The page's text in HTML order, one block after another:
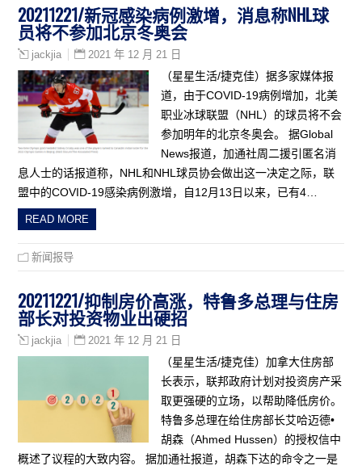
20211221/新冠感染病例激增，消息称NHL球
员将不参加北京冬奥会
jackjia 2021 年 12 月 21 日
（星星生活/捷克佳）据多家媒体报
道，由于COVID-19病例增加，北美
职业冰球联盟（NHL）的球员将不会
参加明年的北京冬奥会。 据Global
News报道，加通社周二援引匿名消
息人士的话报道称，NHL和NHL球员协会做出这一决定之际，联
盟中的COVID-19感染病例激增，自12月13日以来，已有4…
READ MORE
新闻报导
20211221/抑制房价高涨，特鲁多总理与住房
部长对投资物业出硬招
jackjia 2021 年 12 月 21 日
（星星生活/捷克佳）加拿大住房部
长表示，联邦政府计划对投资房产采
取更强硬的立场，以帮助降低房价。
特鲁多总理在给住房部长艾哈迈德•
胡森（Ahmed Hussen）的授权信中
概述了议程的大致内容。 据加通社报道，胡森下达的命令之一是